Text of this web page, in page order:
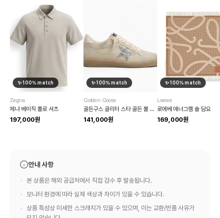
✨100% match
Zegna
제냐 베이직 폴로 셔츠
197,000원
✨100% match
Golden Goose
골든구스 글리터 스타 골든 볼 스니커즈
141,000원
✨100% match
Loewe
로에베 애너그램 숄 담요
169,000원
안내 사항
본 상품은 해외 공급처에서 직접 검수 후 발송됩니다.
모니터 환경에 따라 실제 색상과 차이가 있을 수 있습니다.
상품 특성상 미세한 스크래치가 있을 수 있으며, 이는 교환/반품 사유가